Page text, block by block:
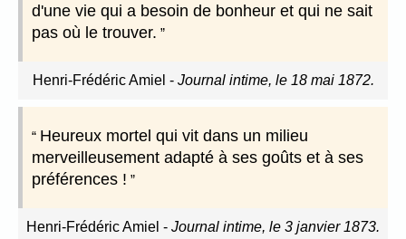
d'une vie qui a besoin de bonheur et qui ne sait
pas où le trouver.
Henri-Frédéric Amiel - Journal intime, le 18 mai 1872.
Heureux mortel qui vit dans un milieu
merveilleusement adapté à ses goûts et à ses
préférences !
Henri-Frédéric Amiel - Journal intime, le 3 janvier 1873.